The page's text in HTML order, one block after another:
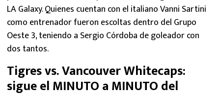
LA Galaxy. Quienes cuentan con el italiano Vanni Sartini
como entrenador fueron escoltas dentro del Grupo
Oeste 3, teniendo a Sergio Córdoba de goleador con
dos tantos.
Tigres vs. Vancouver Whitecaps:
sigue el MINUTO a MINUTO del